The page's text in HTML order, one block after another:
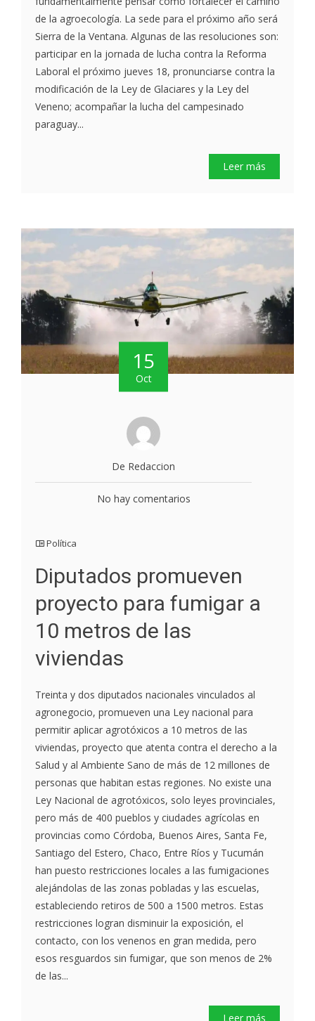
de la agroecología. La sede para el próximo año será
Sierra de la Ventana. Algunas de las resoluciones son:
participar en la jornada de lucha contra la Reforma
Laboral el próximo jueves 18, pronunciarse contra la
modificación de la Ley de Glaciares y la Ley del
Veneno; acompañar la lucha del campesinado
paraguay...
Leer más
15
Oct
De Redaccion
No hay comentarios
Política
Diputados promueven
proyecto para fumigar a
10 metros de las
viviendas
Treinta y dos diputados nacionales vinculados al
agronegocio, promueven una Ley nacional para
permitir aplicar agrotóxicos a 10 metros de las
viviendas, proyecto que atenta contra el derecho a la
Salud y al Ambiente Sano de más de 12 millones de
personas que habitan estas regiones. No existe una
Ley Nacional de agrotóxicos, solo leyes provinciales,
pero más de 400 pueblos y ciudades agrícolas en
provincias como Córdoba, Buenos Aires, Santa Fe,
Santiago del Estero, Chaco, Entre Ríos y Tucumán
han puesto restricciones locales a las fumigaciones
alejándolas de las zonas pobladas y las escuelas,
estableciendo retiros de 500 a 1500 metros. Estas
restricciones logran disminuir la exposición, el
contacto, con los venenos en gran medida, pero
esos resguardos sin fumigar, que son menos de 2%
de las...
Leer más